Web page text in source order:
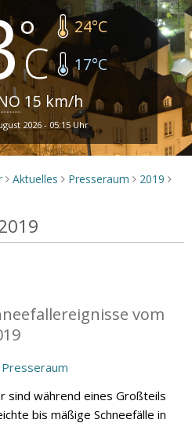
24°C
17°C
15 km/h
2026 - 05:15 Uhr
> Aktuelles > Presseraum > 2019 >
vom
Presseraum
sind während eines Großteils
bis mäßige Schneefälle in